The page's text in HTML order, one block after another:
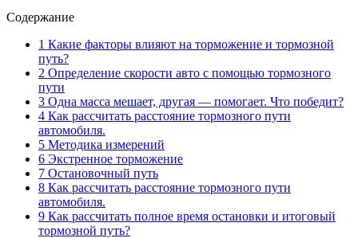
Содержание
1 Какие факторы влияют на торможение и тормозной
путь?
2 Определение скорости авто с помощью тормозного
пути
3 Одна масса мешает, другая — помогает. Что победит?
4 Как рассчитать расстояние тормозного пути
автомобиля.
5 Методика измерений
6 Экстренное торможение
7 Остановочный путь
8 Как рассчитать расстояние тормозного пути
автомобиля.
9 Как рассчитать полное время остановки и итоговый
тормозной путь?